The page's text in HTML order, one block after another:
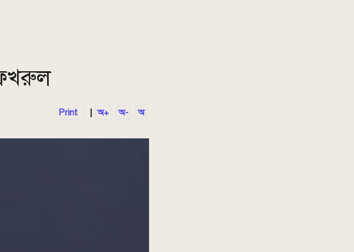
ফখরুল
Print | অ+ অ- অ